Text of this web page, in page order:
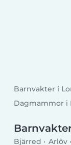
Barnvakter i
Dagmammor i
Bjärred Arlöv